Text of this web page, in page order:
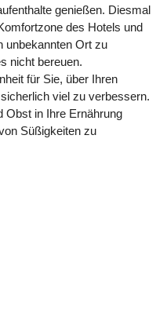
genießen. Diesmal
des Hotels und
unbekannten Ort zu
nicht bereuen.
für Sie, über Ihren
viel zu verbessern.
Obst in Ihre Ernährung
Süßigkeiten zu